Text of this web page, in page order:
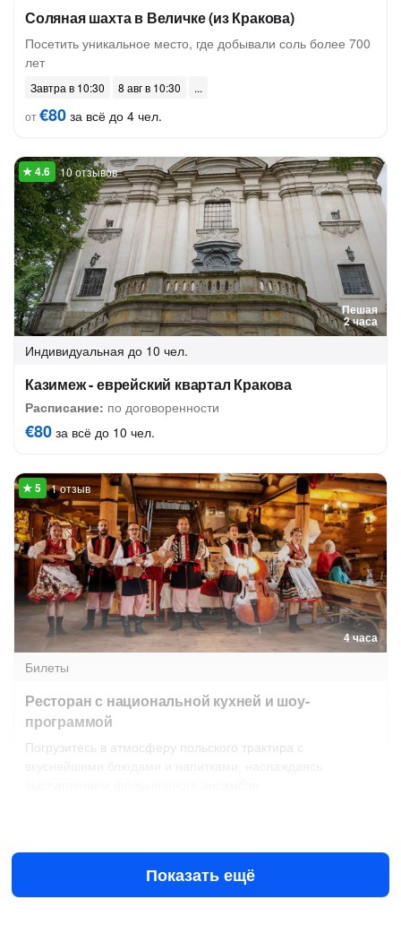
Соляная шахта в Величке (из Кракова)
Посетить уникальное место, где добывали соль более 700
лет
Завтра в 10:30
8 авг в 10:30
от€80 за всё до 4 чел.
Пешая
2 часа
10 отзывов
Индивидуальная до 10 чел.
Казимеж - еврейский квартал Кракова
Расписание: по договоренности
€80 за всё до 10 чел.
4 часа
1 отзыв
Билеты
Ресторан с национальной кухней и шоу-
программой
Погрузитесь в атмосферу польского трактира с
€60за билет
Показать ещё